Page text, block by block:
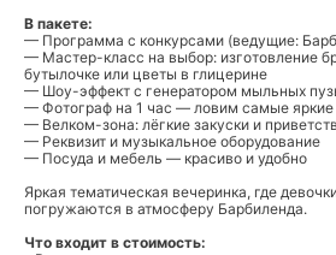
В пакете:
— Программа с конкурсами (ведущие:
— Мастер-класс на выбор: изготовление
бутылочке или цветы в глицерине
— Шоу-эффект с генератором мыльных
— Фотограф на 1 час — ловим самые
— Велком-зона: лёгкие закуски и
— Реквизит и музыкальное оборудование
— Посуда и мебель — красиво и удобно
Яркая тематическая вечеринка, где
погружаются в атмосферу Барбиленда.
Что входит в стоимость: